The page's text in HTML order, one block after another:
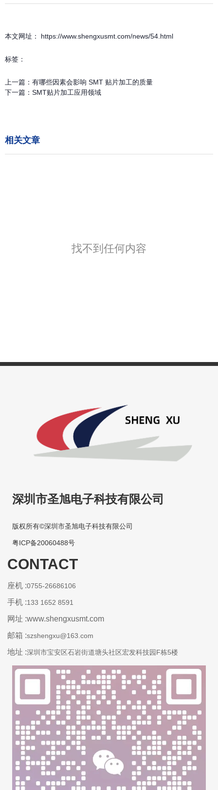
本文网址： https://www.shengxusmt.com/news/54.html
标签：
上一篇： 有哪些因素会影响 SMT 贴片加工的质量
下一篇： SMT贴片加工应用领域
相关文章
找不到任何内容
深圳市圣旭电子科技有限公司
版权所有©深圳市圣旭电子科技有限公司
粤ICP备20060488号
CONTACT
座机 :0755-26686106
手机 :133 1652 8591
网址 :www.shengxusmt.com
邮箱 :szshengxu@163.com
地址 :深圳市宝安区石岩街道塘头社区宏发科技园F栋5楼